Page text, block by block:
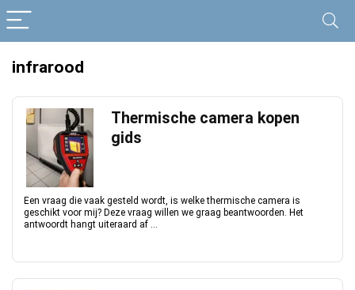
infrarood
Thermische camera kopen
gids
Een vraag die vaak gesteld wordt, is welke thermische camera is
geschikt voor mij? Deze vraag willen we graag beantwoorden. Het
antwoordt hangt uiteraard af ...